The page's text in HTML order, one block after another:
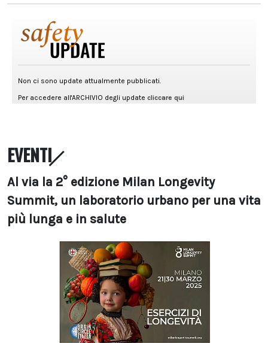
EVENTI
Al via la 2° edizione Milan Longevity
Summit, un laboratorio urbano per una vita
più lunga e in salute